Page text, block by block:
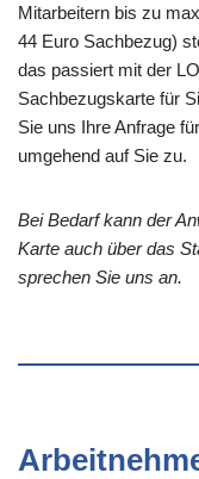
Mitarbeitern bis zu
44 Euro Sachbezug)
das passiert mit der
Sachbezugskarte für
Sie uns Ihre Anfrage
umgehend auf Sie zu.
Bei Bedarf kann der
Karte auch über das
sprechen Sie uns an.